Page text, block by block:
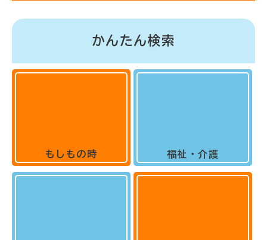
かんたん検索
もしもの時 福祉・介護